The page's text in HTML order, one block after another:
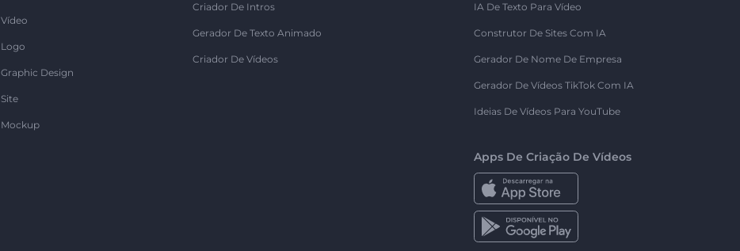
Vídeo
Logo
Graphic Design
Site
Mockup
Criador De Intros
Gerador De Texto Animado
Criador De Vídeos
IA De Texto Para Vídeo
Construtor De Sites Com IA
Gerador De Nome De Empresa
Gerador De Vídeos TikTok Com IA
Ideias De Vídeos Para YouTube
Apps De Criação De Vídeos